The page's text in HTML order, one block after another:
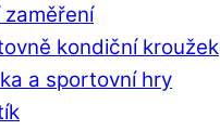
kondiční kroužek
a sportovní hry